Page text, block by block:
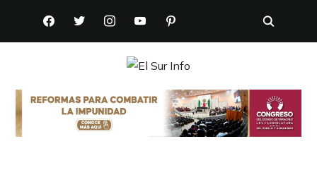
FACEBOOKTWITTERINSTAGRAMYOUTUBEPINTEREST